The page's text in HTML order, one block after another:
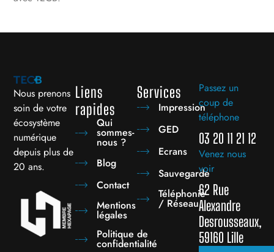
Nous prenons
soin de votre
écosystème
numérique
depuis plus de
20 ans.
Liens
rapides
Qui
sommes-
nous ?
Blog
Contact
Mentions
légales
Politique de
confidentialité
Services
Impression
GED
Ecrans
Sauvegarde
Téléphonie
/ Réseau
Passez un
coup de
téléphone
03 20 11 21 12
Venez nous
voir
62 Rue
Alexandre
Desrousseaux,
59160 Lille